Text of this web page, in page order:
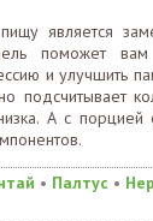
является
поможет
и улучшить
подсчитывает
А с
• Палтус •